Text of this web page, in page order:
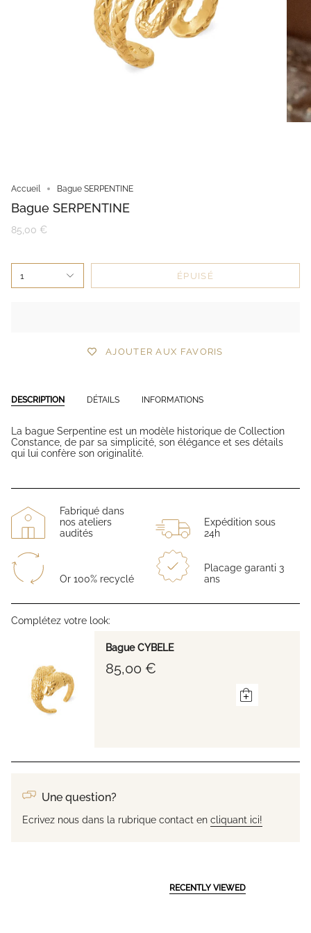
Accueil Bague SERPENTINE
Bague SERPENTINE
85,00 €
1 ÉPUISÉ
AJOUTER AUX FAVORIS
DESCRIPTION DÉTAILS INFORMATIONS
La bague Serpentine est un modèle historique de Collection
Constance, de par sa simplicité, son élégance et ses détails
qui lui confère son originalité.
Fabriqué dans
nos ateliers
audités
Expédition sous
24h
Or 100% recyclé
Placage garanti 3
ans
Complétez votre look:
Bague CYBELE
85,00 €
Une question?
Ecrivez nous dans la rubrique contact en cliquant ici!
RECENTLY VIEWED